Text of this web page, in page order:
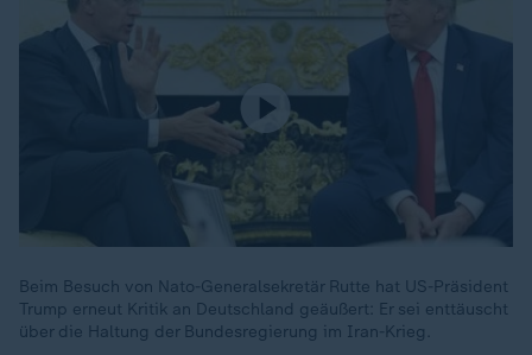
Beim Besuch von Nato-Generalsekretär Rutte hat US-Präsident
Trump erneut Kritik an Deutschland geäußert: Er sei enttäuscht
über die Haltung der Bundesregierung im Iran-Krieg.